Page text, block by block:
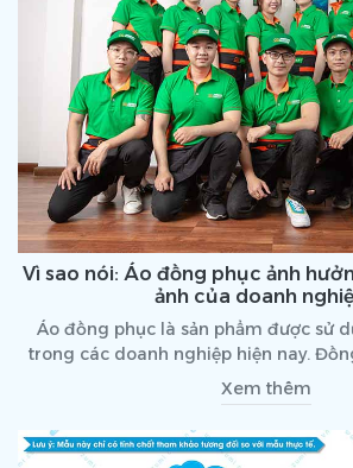
Vì sao nói: Áo đồng phục ảnh
ảnh của doanh
Áo đồng phục là sản phẩm được sử
trong các doanh nghiệp hiện nay.
gắn liền với doanh nghiệp trong tất cả
nên, rất nhiều ý kiến cho rằng, đồng
đến hình ảnh của doanh nghiệp.
không?
Xem thêm